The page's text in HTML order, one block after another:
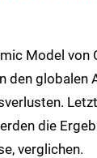
Model
den
die
verglichen.